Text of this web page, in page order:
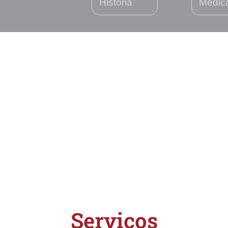
História
Serviços